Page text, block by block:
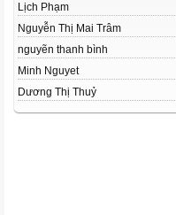
Lịch Phạm
Nguyễn Thị Mai Trâm
nguyẽn thanh bình
Minh Nguyet
Dương Thị Thuỷ